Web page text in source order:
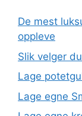
De mest
oppleve
Slik velger
Lage
Lage egne